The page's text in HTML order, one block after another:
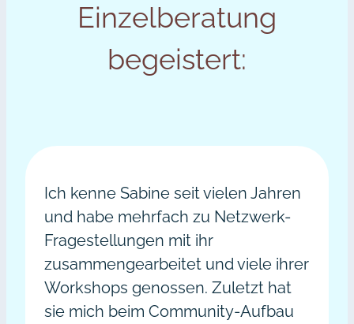
Einzelberatung
begeistert:
Ich kenne Sabine seit vielen Jahren
und habe mehrfach zu Netzwerk-
Fragestellungen mit ihr
zusammengearbeitet und viele ihrer
Workshops genossen. Zuletzt hat
sie mich beim Community-Aufbau